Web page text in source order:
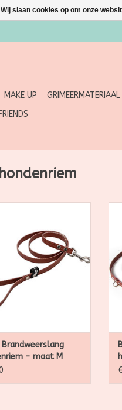
MAKE UP GRIMEERMATERIAAL
afgekeurde
stoer, sterk en
Daarnaast is deze
brandweerslang een
vegan alternatief voor
Afgewerkt met een
en musketon.
Brandweerslang
- maat M
Wij slaan cookies op om onze